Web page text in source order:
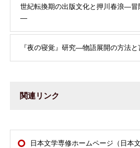
世紀転換期の出版文化と押川春浪—冒
—
『夜の寝覚』研究—物語展開の方法
関連リンク
日本文学専修ホームページ（日本文